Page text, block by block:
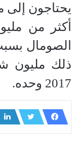
يحتاجون إلى
أكثر من
الصومال
ذلك مليون
2017 وحده.